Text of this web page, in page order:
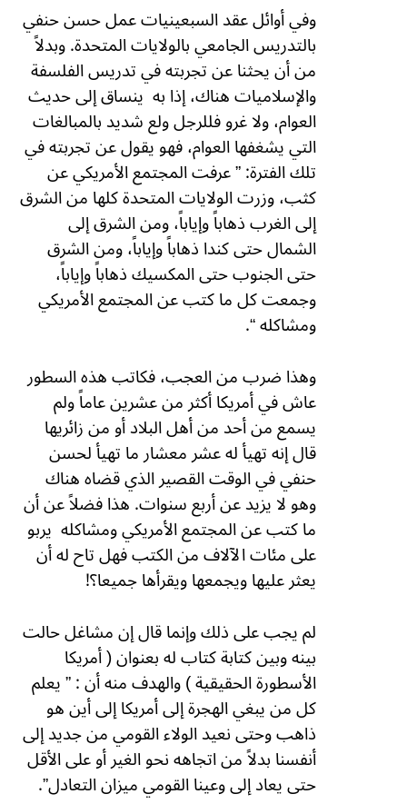
وفي أوائل عقد السبعينيات عمل حسن حنفي
بالتدريس الجامعي بالولايات المتحدة. وبدلاً
من أن يحثنا عن تجربته في تدريس الفلسفة
والإسلاميات هناك، إذا به ينساق إلى حديث
العوام، ولا غرو فللرجل ولع شديد بالمبالغات
التي يشغفها العوام، فهو يقول عن تجربته في
تلك الفترة: ” عرفت المجتمع الأمريكي عن
كثب، وزرت الولايات المتحدة كلها من الشرق
إلى الغرب ذهاباً وإياباً، ومن الشرق إلى
الشمال حتى كندا ذهاباً وإياباً، ومن الشرق
حتى الجنوب حتى المكسيك ذهاباً وإياباً،
وجمعت كل ما كتب عن المجتمع الأمريكي
ومشاكله “.
وهذا ضرب من العجب، فكاتب هذه السطور
عاش في أمريكا أكثر من عشرين عاماً ولم
يسمع من أحد من أهل البلاد أو من زائريها
قال إنه تهيأ له عشر معشار ما تهيأ لحسن
حنفي في الوقت القصير الذي قضاه هناك
وهو لا يزيد عن أربع سنوات. هذا فضلاً عن أن
ما كتب عن المجتمع الأمريكي ومشاكله يربو
على مئات الآلاف من الكتب فهل تاح له أن
يعثر عليها ويجمعها ويقرأها جميعا؟!
لم يجب على ذلك وإنما قال إن مشاغل حالت
بينه وبين كتابة كتاب له بعنوان ( أمريكا
الأسطورة الحقيقية ) والهدف منه أن : ” يعلم
كل من يبغي الهجرة إلى أمريكا إلى أين هو
ذاهب وحتى نعيد الولاء القومي من جديد إلى
أنفسنا بدلاً من اتجاهه نحو الغير أو على الأقل
حتى يعاد إلى وعينا القومي ميزان التعادل”.